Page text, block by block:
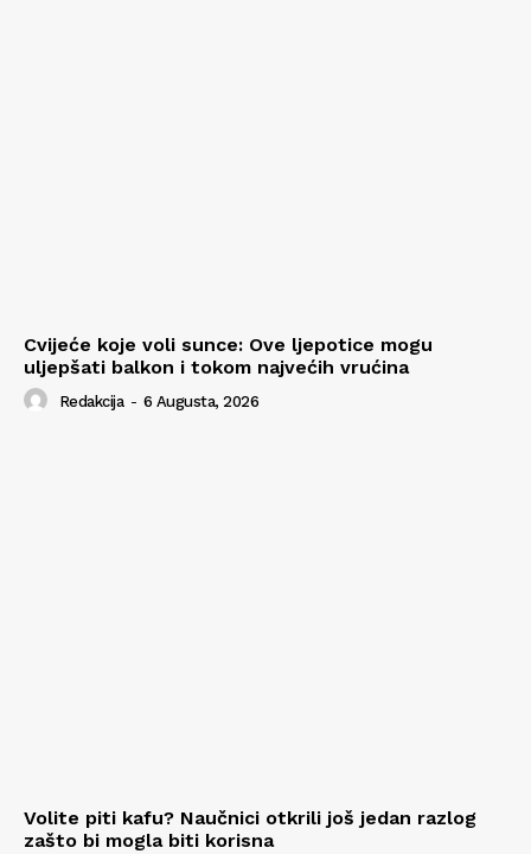
Cvijeće koje voli sunce: Ove ljepotice mogu
uljepšati balkon i tokom najvećih vrućina
Redakcija - 6 Augusta, 2026
Volite piti kafu? Naučnici otkrili još jedan razlog
zašto bi mogla biti korisna